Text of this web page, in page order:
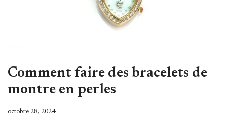
Comment faire des bracelets de
montre en perles
octobre 28, 2024